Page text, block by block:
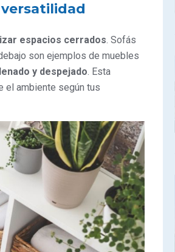
espacios cerrados. Sofás
son ejemplos de muebles
y despejado. Esta
el ambiente según tus